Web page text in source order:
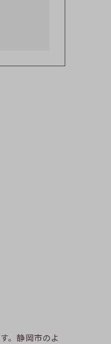
。静岡市のよ